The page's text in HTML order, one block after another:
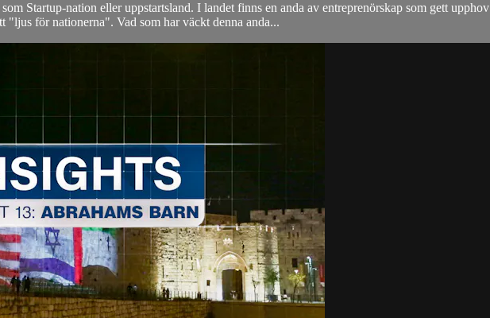
Startup-nation eller uppstartsland. I landet finns en anda av entreprenörskap som gett
"ljus för nationerna". Vad som har väckt denna anda...